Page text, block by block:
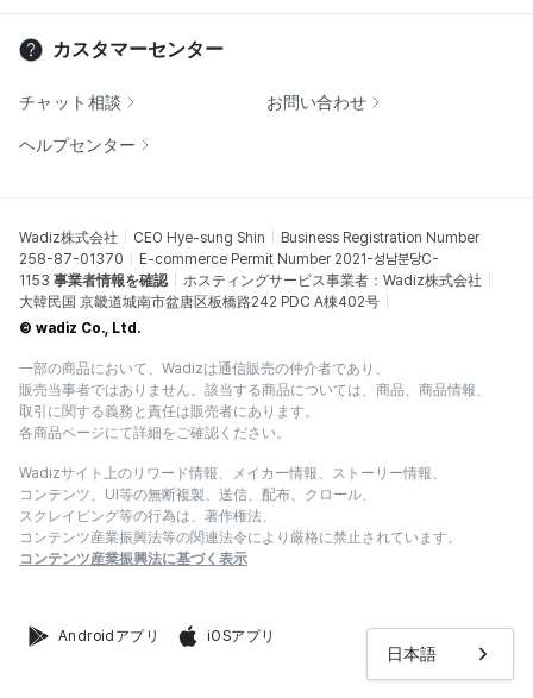
日本語
カスタマーセンター
チャット相談 お問い合わせ
ヘルプセンター
Wadiz株式会社 CEO Hye-sung Shin
Business Registration Number
258-87-01370
E-commerce Permit Number 2021-성남분당C-
1153 事業者情報を確認
ホスティングサービス事業者：Wadiz株式会社
大韓民国 京畿道城南市盆唐区板橋路242 PDC A棟402号
© wadiz Co., Ltd.
一部の商品において、Wadizは通信販売の仲介者であり、
販売当事者ではありません。該当する商品については、商品、商品情報、
取引に関する義務と責任は販売者にあります。
各商品ページにて詳細をご確認ください。
Wadizサイト上のリワード情報、メイカー情報、ストーリー情報、
コンテンツ、UI等の無断複製、送信、配布、クロール、
スクレイピング等の行為は、著作権法、
コンテンツ産業振興法等の関連法令により厳格に禁止されています。
コンテンツ産業振興法に基づく表示
Androidアプリ iOSアプリ